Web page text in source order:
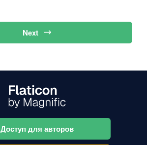
Next
Доступ для авторов